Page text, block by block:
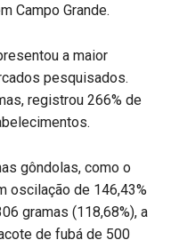
Campo Grande.
a maior
pesquisados.
registrou 266% de
gôndolas, como o
oscilação de 146,43%
gramas (118,68%), a
de fubá de 500